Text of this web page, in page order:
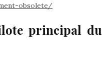
obsolete/
principal du